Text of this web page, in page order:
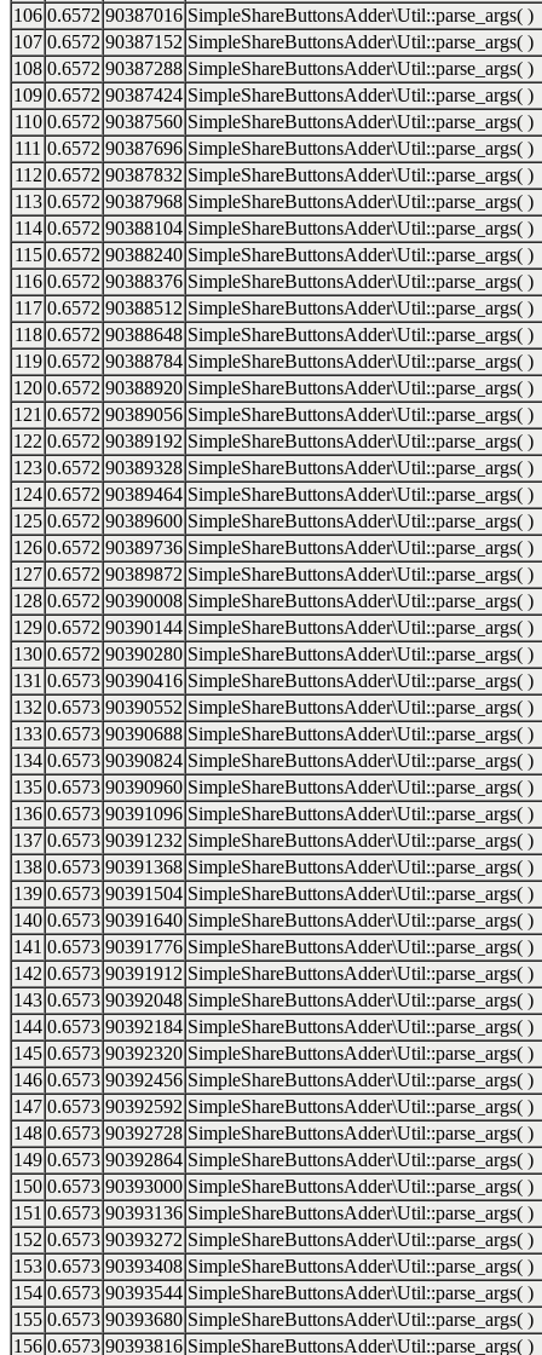
106 0.6572 90387016 SimpleShareButtonsAdder\Util::parse_args( )
107 0.6572 90387152 SimpleShareButtonsAdder\Util::parse_args( )
108 0.6572 90387288 SimpleShareButtonsAdder\Util::parse_args( )
109 0.6572 90387424 SimpleShareButtonsAdder\Util::parse_args( )
110 0.6572 90387560 SimpleShareButtonsAdder\Util::parse_args( )
111 0.6572 90387696 SimpleShareButtonsAdder\Util::parse_args( )
112 0.6572 90387832 SimpleShareButtonsAdder\Util::parse_args( )
113 0.6572 90387968 SimpleShareButtonsAdder\Util::parse_args( )
114 0.6572 90388104 SimpleShareButtonsAdder\Util::parse_args( )
115 0.6572 90388240 SimpleShareButtonsAdder\Util::parse_args( )
116 0.6572 90388376 SimpleShareButtonsAdder\Util::parse_args( )
117 0.6572 90388512 SimpleShareButtonsAdder\Util::parse_args( )
118 0.6572 90388648 SimpleShareButtonsAdder\Util::parse_args( )
119 0.6572 90388784 SimpleShareButtonsAdder\Util::parse_args( )
120 0.6572 90388920 SimpleShareButtonsAdder\Util::parse_args( )
121 0.6572 90389056 SimpleShareButtonsAdder\Util::parse_args( )
122 0.6572 90389192 SimpleShareButtonsAdder\Util::parse_args( )
123 0.6572 90389328 SimpleShareButtonsAdder\Util::parse_args( )
124 0.6572 90389464 SimpleShareButtonsAdder\Util::parse_args( )
125 0.6572 90389600 SimpleShareButtonsAdder\Util::parse_args( )
126 0.6572 90389736 SimpleShareButtonsAdder\Util::parse_args( )
127 0.6572 90389872 SimpleShareButtonsAdder\Util::parse_args( )
128 0.6572 90390008 SimpleShareButtonsAdder\Util::parse_args( )
129 0.6572 90390144 SimpleShareButtonsAdder\Util::parse_args( )
130 0.6572 90390280 SimpleShareButtonsAdder\Util::parse_args( )
131 0.6573 90390416 SimpleShareButtonsAdder\Util::parse_args( )
132 0.6573 90390552 SimpleShareButtonsAdder\Util::parse_args( )
133 0.6573 90390688 SimpleShareButtonsAdder\Util::parse_args( )
134 0.6573 90390824 SimpleShareButtonsAdder\Util::parse_args( )
135 0.6573 90390960 SimpleShareButtonsAdder\Util::parse_args( )
136 0.6573 90391096 SimpleShareButtonsAdder\Util::parse_args( )
137 0.6573 90391232 SimpleShareButtonsAdder\Util::parse_args( )
138 0.6573 90391368 SimpleShareButtonsAdder\Util::parse_args( )
139 0.6573 90391504 SimpleShareButtonsAdder\Util::parse_args( )
140 0.6573 90391640 SimpleShareButtonsAdder\Util::parse_args( )
141 0.6573 90391776 SimpleShareButtonsAdder\Util::parse_args( )
142 0.6573 90391912 SimpleShareButtonsAdder\Util::parse_args( )
143 0.6573 90392048 SimpleShareButtonsAdder\Util::parse_args( )
144 0.6573 90392184 SimpleShareButtonsAdder\Util::parse_args( )
145 0.6573 90392320 SimpleShareButtonsAdder\Util::parse_args( )
146 0.6573 90392456 SimpleShareButtonsAdder\Util::parse_args( )
147 0.6573 90392592 SimpleShareButtonsAdder\Util::parse_args( )
148 0.6573 90392728 SimpleShareButtonsAdder\Util::parse_args( )
149 0.6573 90392864 SimpleShareButtonsAdder\Util::parse_args( )
150 0.6573 90393000 SimpleShareButtonsAdder\Util::parse_args( )
151 0.6573 90393136 SimpleShareButtonsAdder\Util::parse_args( )
152 0.6573 90393272 SimpleShareButtonsAdder\Util::parse_args( )
153 0.6573 90393408 SimpleShareButtonsAdder\Util::parse_args( )
154 0.6573 90393544 SimpleShareButtonsAdder\Util::parse_args( )
155 0.6573 90393680 SimpleShareButtonsAdder\Util::parse_args( )
156 0.6573 90393816 SimpleShareButtonsAdder\Util::parse_args( )